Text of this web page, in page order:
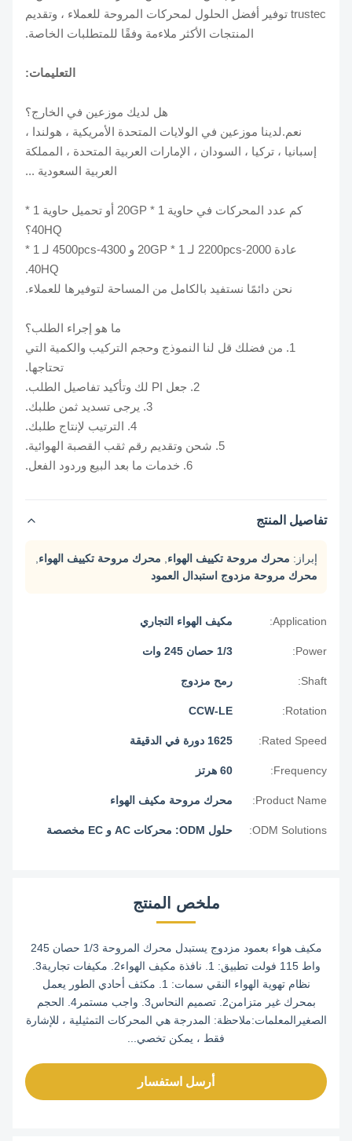
trustec توفير أفضل الحلول لمحركات المروحة للعملاء ، وتقديم
المنتجات الأكثر ملاءمة وفقًا للمتطلبات الخاصة.
التعليمات:
هل لديك موزعين في الخارج؟
نعم.لدينا موزعين في الولايات المتحدة الأمريكية ، هولندا ،
إسبانيا ، تركيا ، السودان ، الإمارات العربية المتحدة ، المملكة
العربية السعودية ...
كم عدد المحركات في حاوية 1 * 20GP أو تحميل حاوية 1 *
40HQ؟
عادة 2000-2200pcs لـ 1 * 20GP و 4300-4500pcs لـ 1 *
40HQ.
نحن دائمًا نستفيد بالكامل من المساحة لتوفيرها للعملاء.
ما هو إجراء الطلب؟
1. من فضلك قل لنا النموذج وحجم التركيب والكمية التي
تحتاجها.
تفاصيل المنتج
محرك مروحة تكييف الهواء ,محرك مروحة تكييف الهواء
محرك مروحة مزدوج استبدال العمود
Application: مكيف الهواء التجاري
Power:
Shaft: رمح مزدوج
Rotation:
CCW-LE
Rated Speed:
Frequency:
Product Name: محرك مروحة مكيف الهواء
ODM Solutions: حلول ODM: محركات AC و EC مخصصة
ملخص المنتج
مكيف هواء بعمود مزدوج يستبدل محرك المروحة 1/3 حصان 245
واط 115 فولت تطبيق: 1. نافذة مكيف الهواء2. مكيفات تجارية3.
نظام تهوية الهواء النقي سمات: 1. مكثف أحادي الطور يعمل
بمحرك غير متزامن2. تصميم النحاس3. واجب مستمر4. الحجم
الصغيرالمعلمات:ملاحظة: المدرجة هي المحركات التمثيلية ، للإشارة
فقط ، يمكن تخصي...
أرسل استفسار